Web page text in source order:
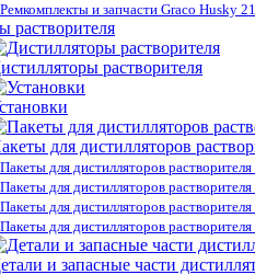
и запчасти Graco Husky
растворителя
растворителя
для дистилляторов
для дистилляторов
для дистилляторов
для дистилляторов
для дистилляторов
и запасные части